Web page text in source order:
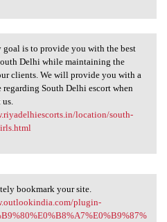
goal is to
goal is to provide you with the best
Delhi while maintaining the
clients. We will provide you with a
regarding South Delhi escort when
location/south-
bookmark
bookmark your site.
plugin-